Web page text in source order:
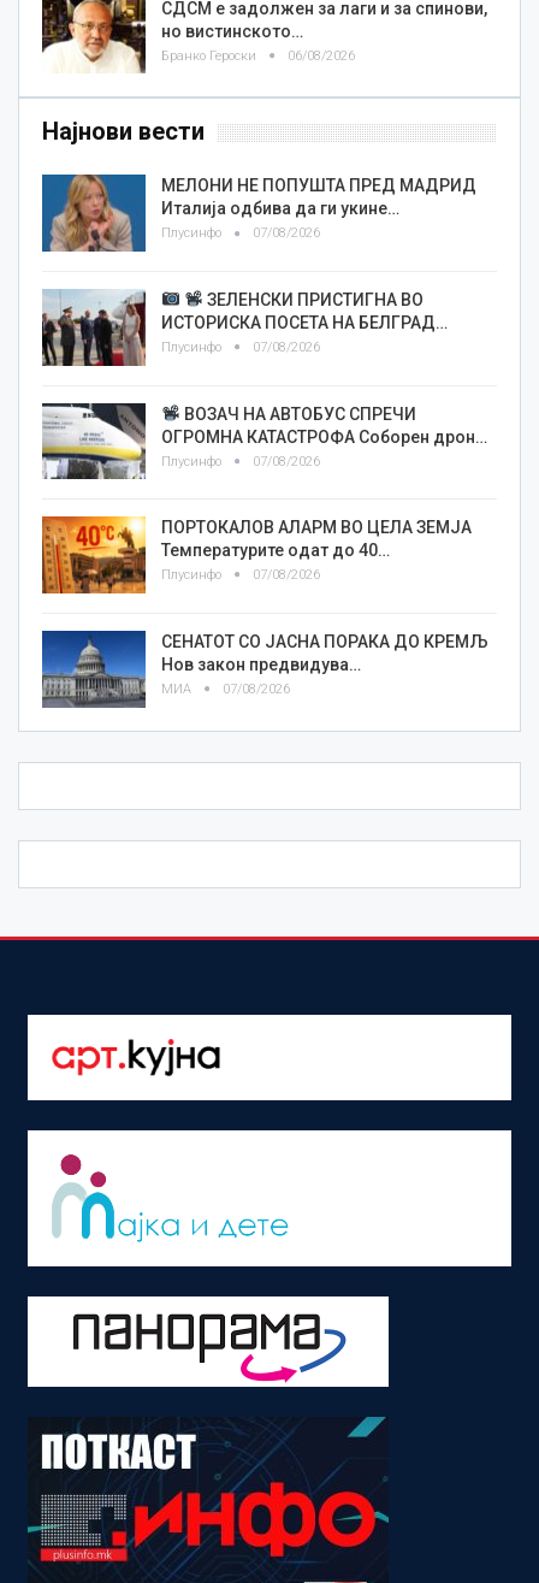
СДСМ е задолжен за лаги и за спинови,
но вистинското…
Бранко Героски 06/08/2026
Најнови вести
МЕЛОНИ НЕ ПОПУШТА ПРЕД МАДРИД
Италија одбива да ги укине…
Плусинфо 07/08/2026
ЗЕЛЕНСКИ ПРИСТИГНА ВО
ИСТОРИСКА ПОСЕТА НА БЕЛГРАД…
Плусинфо 07/08/2026
ВОЗАЧ НА АВТОБУС СПРЕЧИ
ОГРОМНА КАТАСТРОФА Соборен дрон…
Плусинфо 07/08/2026
ПОРТОКАЛОВ АЛАРМ ВО ЦЕЛА ЗЕМЈА
Температурите одат до 40…
Плусинфо 07/08/2026
СЕНАТОТ СО ЈАСНА ПОРАКА ДО КРЕМЉ
Нов закон предвидува…
МИА 07/08/2026